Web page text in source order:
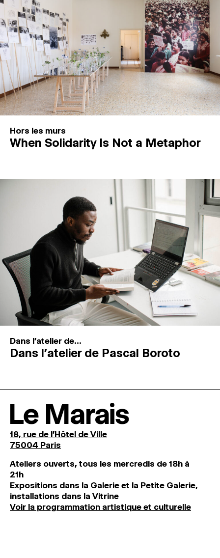
Hors les murs
When Solidarity Is Not a Metaphor
Dans l'atelier de...
Dans l’atelier de Pascal Boroto
Le Marais
18, rue de l'Hôtel de Ville
75004 Paris
Ateliers ouverts, tous les mercredis de 18h à
21h
Expositions dans la Galerie et la Petite Galerie,
installations dans la Vitrine
Voir la programmation artistique et culturelle